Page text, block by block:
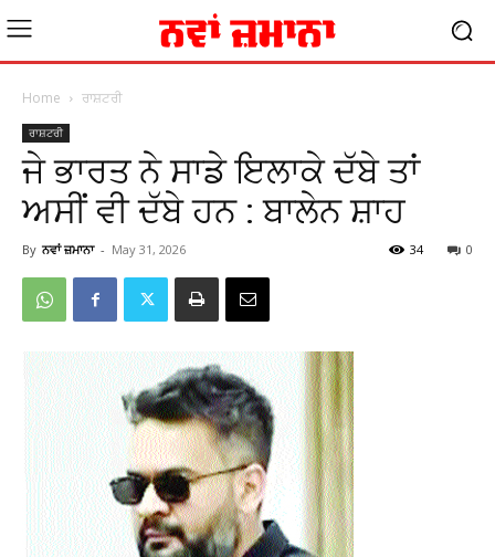
Home ਰਾਸ਼ਟਰੀ
ਰਾਸ਼ਟਰੀ
ਜੇ ਭਾਰਤ ਨੇ ਸਾਡੇ ਇਲਾਕੇ ਦੱਬੇ ਤਾਂ
ਅਸੀਂ ਵੀ ਦੱਬੇ ਹਨ : ਬਾਲੇਨ ਸ਼ਾਹ
By ਨਵਾਂ ਜ਼ਮਾਨਾ - May 31, 2026 0
34